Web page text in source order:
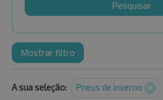
Pesquisar
Mostrar filtro
A sua seleção: Pneus de inverno